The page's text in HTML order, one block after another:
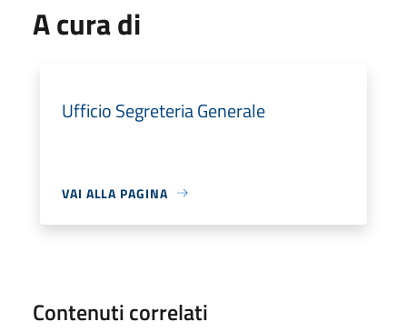
A cura di
Ufficio Segreteria Generale
VAI ALLA PAGINA
Contenuti correlati